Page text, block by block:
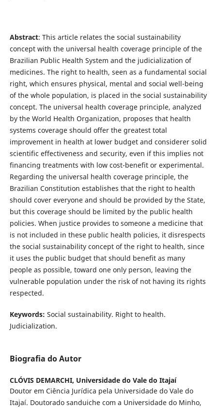
Abstract: This article relates the social sustainability
concept with the universal health coverage principle of the
Brazilian Public Health System and the judicialization of
medicines. The right to health, seen as a fundamental social
right, which ensures physical, mental and social well-being
of the whole population, is placed in the social sustainability
concept. The universal health coverage principle, analyzed
by the World Health Organization, proposes that health
systems coverage should offer the greatest total
improvement in health at lower budget and considerer solid
scientific effectiveness and security, even if this implies not
financing treatments with low cost-benefit or experimental.
Regarding the universal health coverage principle, the
Brazilian Constitution establishes that the right to health
should cover everyone and should be provided by the State,
but this coverage should be limited by the public health
policies. When justice provides to someone a medicine that
is not included in these public health policies, it disrespects
the social sustainability concept of the right to health, since
it uses the public budget that should benefit as many
people as possible, toward one only person, leaving the
vulnerable population under the risk of not having its rights
respected.
Keywords: Social sustainability. Right to health.
Judicialization.
Biografia do Autor
CLÓVIS DEMARCHI, Universidade do Vale do Itajaí
Doutor em Ciência Jurídica pela Universidade do Vale do
Itajaí. Doutorado sanduiche com a Universidade do Minho,